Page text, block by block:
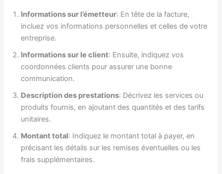
Informations sur l’émetteur: En tête de la facture,
incluez vos informations personnelles et celles de votre
entreprise.
Informations sur le client: Ensuite, indiquez vos
coordonnées clients pour assurer une bonne
communication.
Description des prestations: Décrivez les services ou
produits fournis, en ajoutant des quantités et des tarifs
unitaires.
Montant total: Indiquez le montant total à payer, en
précisant les détails sur les remises éventuelles ou les
frais supplémentaires.